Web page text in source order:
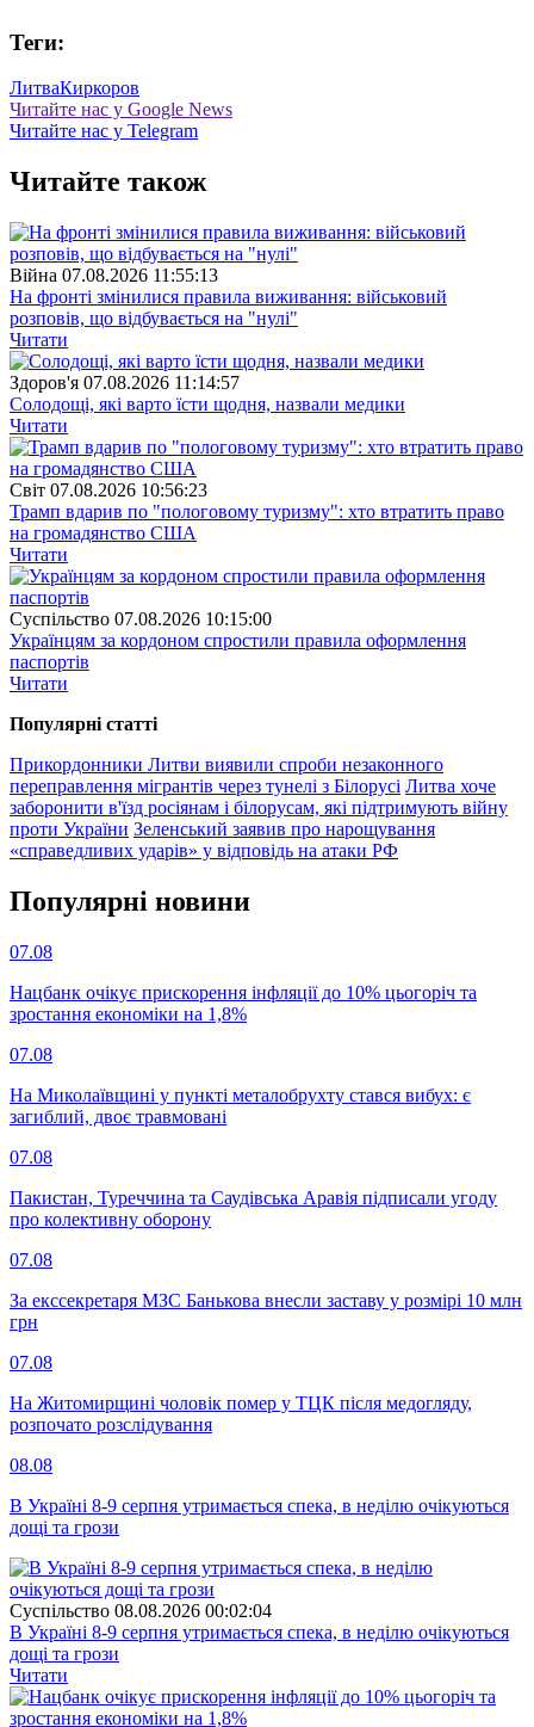
Теги:
ЛитваКиркоров
Читайте нас у Google News
Читайте нас у Telegram
Читайте також
Війна 07.08.2026 11:55:13
На фронті змінилися правила виживання: військовий
розповів, що відбувається на "нулі"
Читати
Здоров'я 07.08.2026 11:14:57
Солодощі, які варто їсти щодня, назвали медики
Читати
Свiт 07.08.2026 10:56:23
Трамп вдарив по "пологовому туризму": хто втратить право
на громадянство США
Читати
Суспiльство 07.08.2026 10:15:00
Українцям за кордоном спростили правила оформлення
паспортів
Читати
Популярнi статтi
Прикордонники Литви виявили спроби незаконного
переправлення мігрантів через тунелі з Білорусі Литва хоче
заборонити в'їзд росіянам і білорусам, які підтримують війну
проти України Зеленський заявив про нарощування
«справедливих ударів» у відповідь на атаки РФ
Популярнi новини
07.08
Нацбанк очікує прискорення інфляції до 10% цьогоріч та
зростання економіки на 1,8%
07.08
На Миколаївщині у пункті металобрухту стався вибух: є
загиблий, двоє травмовані
07.08
Пакистан, Туреччина та Саудівська Аравія підписали угоду
про колективну оборону
07.08
За екссекретаря МЗС Банькова внесли заставу у розмірі 10 млн
грн
07.08
На Житомирщині чоловік помер у ТЦК після медогляду,
розпочато розслідування
08.08
В Україні 8-9 серпня утримається спека, в неділю очікуються
дощі та грози
Суспiльство 08.08.2026 00:02:04
В Україні 8-9 серпня утримається спека, в неділю очікуються
дощі та грози
Читати